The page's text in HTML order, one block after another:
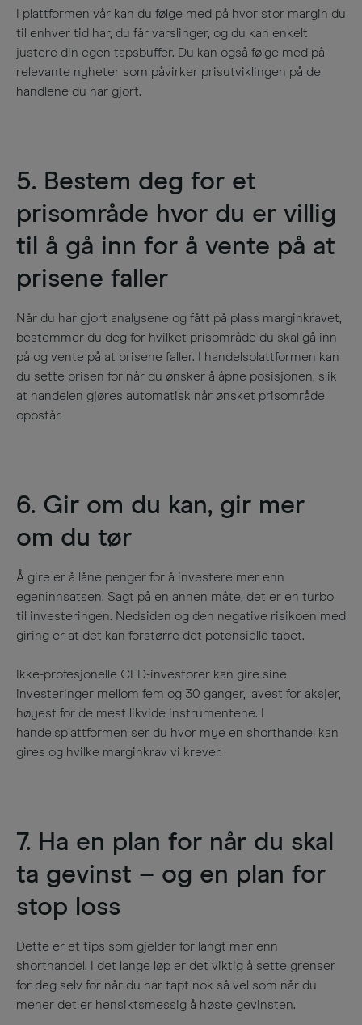
I plattformen vår kan du følge med på hvor stor margin du
til enhver tid har, du får varslinger, og du kan enkelt
justere din egen tapsbuffer. Du kan også følge med på
relevante nyheter som påvirker prisutviklingen på de
handlene du har gjort.
5. Bestem deg for et
prisområde hvor du er villig
til å gå inn for å vente på at
prisene faller
Når du har gjort analysene og fått på plass marginkravet,
bestemmer du deg for hvilket prisområde du skal gå inn
på og vente på at prisene faller. I handelsplattformen kan
du sette prisen for når du ønsker å åpne posisjonen, slik
at handelen gjøres automatisk når ønsket prisområde
oppstår.
6. Gir om du kan, gir mer
om du tør
Å gire er å låne penger for å investere mer enn
egeninnsatsen. Sagt på en annen måte, det er en turbo
til investeringen. Nedsiden og den negative risikoen med
giring er at det kan forstørre det potensielle tapet.
Ikke-profesjonelle CFD-investorer kan gire sine
investeringer mellom fem og 30 ganger, lavest for aksjer,
høyest for de mest likvide instrumentene. I
handelsplattformen ser du hvor mye en shorthandel kan
gires og hvilke marginkrav vi krever.
7. Ha en plan for når du skal
ta gevinst – og en plan for
stop loss
Dette er et tips som gjelder for langt mer enn
shorthandel. I det lange løp er det viktig å sette grenser
for deg selv for når du har tapt nok så vel som når du
mener det er hensiktsmessig å høste gevinsten.